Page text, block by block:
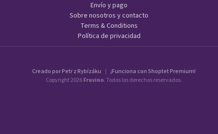
Envío y pago
Sobre nosotros y contacto
Terms & Conditions
Política de privacidad
Creado por Petr z Rybízáku | ¡Funciona con Shoptet Premium!
Copyright 2026Fruvino. Todos los derechos reservados.